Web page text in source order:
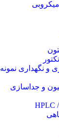
و نگهداری نمونه
و جداسازی